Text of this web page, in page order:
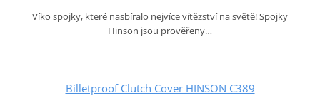
Víko spojky, které nasbíralo nejvíce vítězství na světě! Spojky
Hinson jsou prověřeny…
Billetproof Clutch Cover HINSON C389